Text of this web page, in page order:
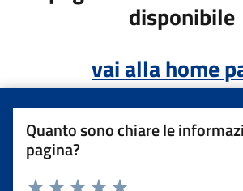
disponibile
vai alla home
Quanto sono chiare le
pagina?
Valuta da 1 a 5 stelle la pagina